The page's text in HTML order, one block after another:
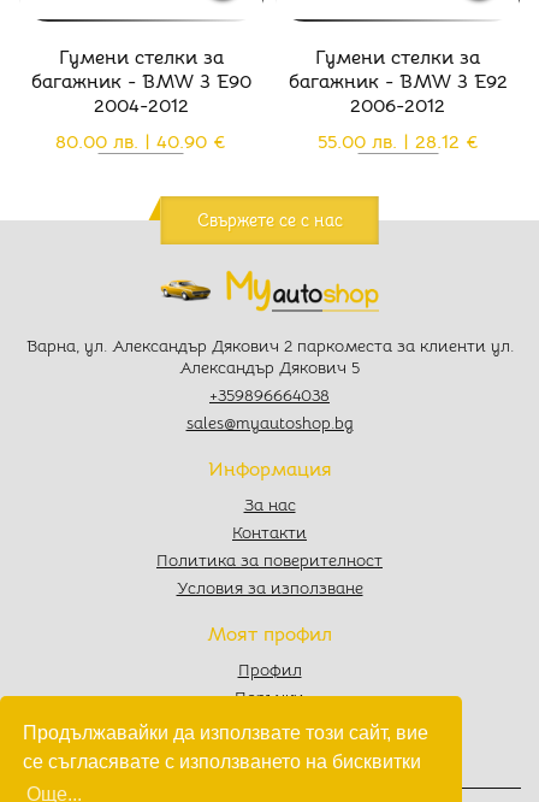
Продължавайки да използвате този сайт, вие
се съгласявате с използването на бисквитки
Още...
Гумени стелки за
багажник - BMW 3 E90
2004-2012
80.00 лв. | 40.90 €
Гумени стелки за
багажник - BMW 3 E92
2006-2012
55.00 лв. | 28.12 €
Свържете се с нас
Варна, ул. Александър Дякович 2 паркоместа за клиенти ул.
Александър Дякович 5
+359896664038
sales@myautoshop.bg
Информация
За нас
Контакти
Политика за поверителност
Условия за използване
Моят профил
Профил
Поръчки
Любими